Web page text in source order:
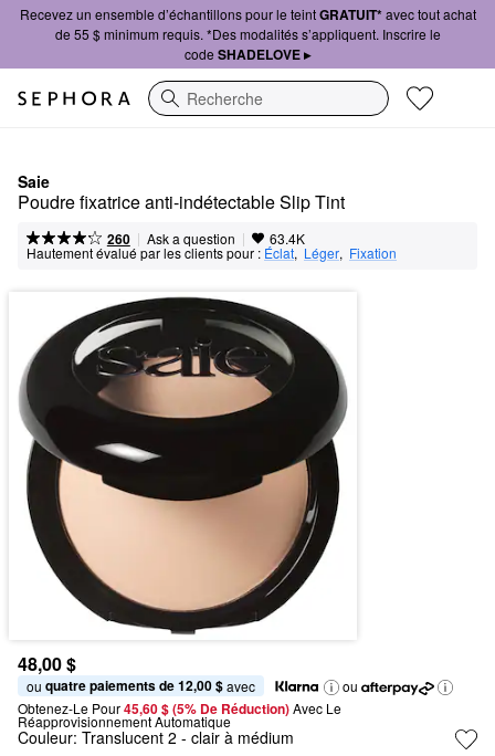
Recevez un ensemble d’échantillons pour le teintGRATUIT*avec tout achat
de 55 $ minimum requis. *Des modalités s’appliquent. Inscrire le
code SHADELOVE ▸
Recherche
Saie
Poudre fixatrice anti-indétectable Slip Tint
260 | Ask a question | 63.4K
Hautement évalué par les clients pour : Éclat, Léger, Fixation
48,00 $
ou quatre paiements de 12,00 $ avec
ou
Obtenez-Le Pour45,60 $ (5% De Réduction) Avec Le
Réapprovisionnement Automatique
Couleur: Translucent 2 - clair à médium